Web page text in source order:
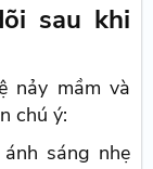
sau khi
nảy mầm và
chú ý:
sáng nhẹ